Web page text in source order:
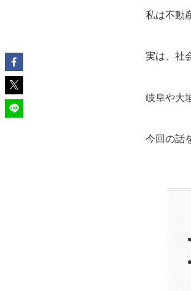
私は不動
実は、社
岐阜や大
今回の話